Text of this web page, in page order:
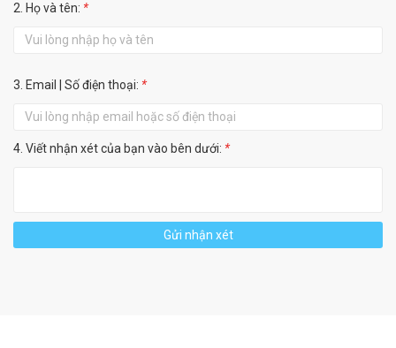
2. Họ và tên: *
3. Email | Số điện thoại: *
4. Viết nhận xét của bạn vào bên dưới: *
Gửi nhận xét